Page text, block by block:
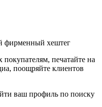
фирменный хештег
печатайте на
поощряйте клиентов
ваш профиль по поиску